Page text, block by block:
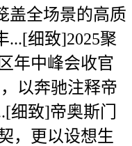
盖全场景的高质
...[细致]2025聚
年中峰会收官
以奔驰注释帝
细致]帝奥斯门
，更以设想生